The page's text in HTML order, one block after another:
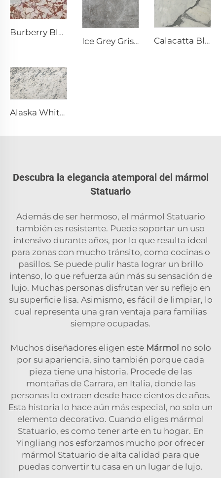
Burberry Blanco Piedra Natural Mármol con Patrón Irregular Rojo-Café
Ice Grey Gris Piedra Natural Mármol con Venas de Grietas Blancas Irregulares
Calacatta Blanco Piedra Natural Mármol con Vena y Patrón Gris
Alaska White Blanco Piedra Natural Mármol con Textura Moteada y Fragmentada Gris
Descubra la elegancia atemporal del mármol
Statuario
Además de ser hermoso, el mármol Statuario
también es resistente. Puede soportar un uso
intensivo durante años, por lo que resulta ideal
para zonas con mucho tránsito, como cocinas o
pasillos. Se puede pulir hasta lograr un brillo
intenso, lo que refuerza aún más su sensación de
lujo. Muchas personas disfrutan ver su reflejo en
su superficie lisa. Asimismo, es fácil de limpiar, lo
cual representa una gran ventaja para familias
siempre ocupadas.
Muchos diseñadores eligen este Mármol no solo
por su apariencia, sino también porque cada
pieza tiene una historia. Procede de las
montañas de Carrara, en Italia, donde las
personas lo extraen desde hace cientos de años.
Esta historia lo hace aún más especial, no solo un
elemento decorativo. Cuando eliges mármol
Statuario, es como tener arte en tu hogar. En
Yingliang nos esforzamos mucho por ofrecer
mármol Statuario de alta calidad para que
puedas convertir tu casa en un lugar de lujo.